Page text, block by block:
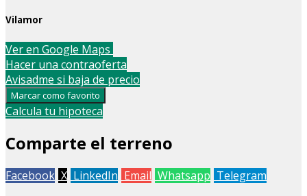
Vilamor
+
−
Ver en Google Maps
Hacer una contraoferta
Avisadme si baja de precio
Marcar como favorito
Calcula tu hipoteca
Comparte el terreno
Facebook X LinkedIn Email Whatsapp Telegram